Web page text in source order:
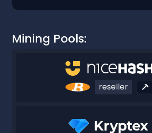
Mining Pools:
reseller